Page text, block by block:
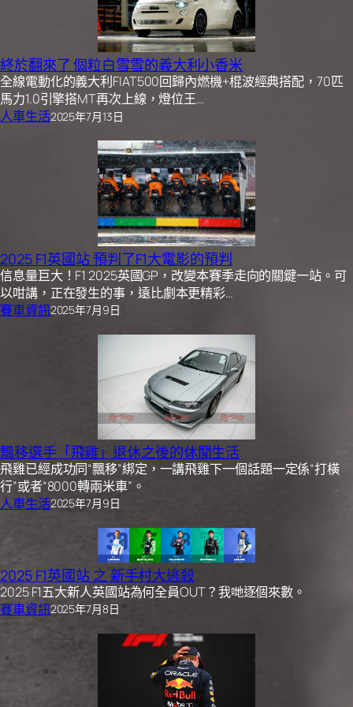
終於翻來了 個粒白雪雪的義大利小香米
全線電動化的義大利FIAT500回歸內燃機+棍波經典搭配，70匹
馬力1.0引擎搭MT再次上線，燈位王…
人車生活2025年7月13日
2025 F1英國站 預判了F1大電影的預判
信息量巨大！F1 2025英國GP，改變本賽季走向的關鍵一站。可
以咁講，正在發生的事，遠比劇本更精彩…
賽車資訊2025年7月9日
飄移選手「飛雞」退休之後的休閒生活
飛雞已經成功同“飄移”綁定，一講飛雞下一個話題一定係“打橫
行”或者“8000轉兩米車”。
人車生活2025年7月9日
2025 F1英國站 之 新手村大逃殺
2025 F1五大新人英國站為何全員OUT？我哋逐個來數。
賽車資訊2025年7月8日